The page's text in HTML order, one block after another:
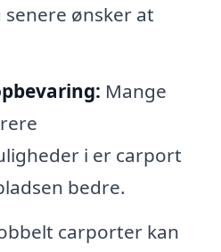
ønsker at
Mange
i er carport
bedre.
carporter kan